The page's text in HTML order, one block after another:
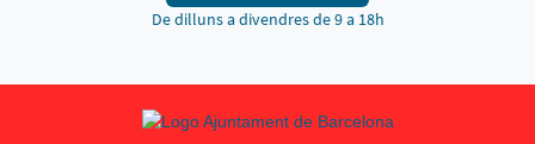
De dilluns a divendres de 9 a 18h